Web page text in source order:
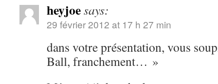
heyjoesays:
29 février 2012 at 17 h 27 min
dans votre présentation, vous
Ball, franchement… »